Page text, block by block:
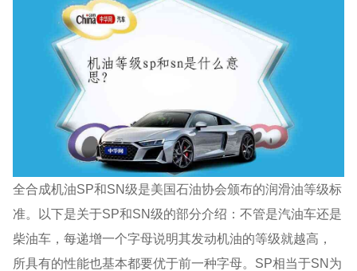
全合成机油SP和SN级是美国石油协会颁布的润滑油等级标
准。以下是关于SP和SN级的部分介绍：不管是汽油车还是
柴油车，每递增一个字母说明其发动机油的等级就越高，
所具有的性能也基本都要优于前一种字母。SP相当于SN为